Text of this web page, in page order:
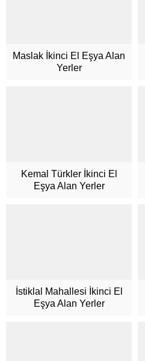
Maslak İkinci El Eşya Alan
Yerler
Kemal Türkler İkinci El
Eşya Alan Yerler
İstiklal Mahallesi İkinci El
Eşya Alan Yerler